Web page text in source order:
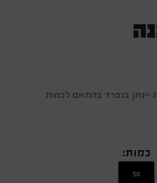
יינתן בנפרד בהתאם לכמות
כמות: